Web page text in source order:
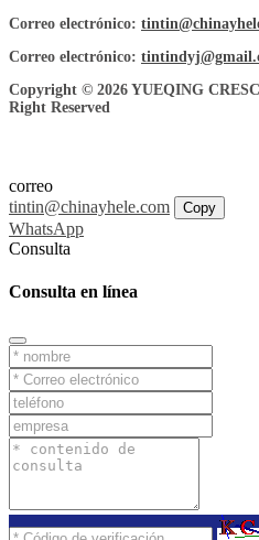
Correo electrónico:
Correo electrónico:
Copyright © 2026 YUEQING
Right Reserved
correo
tintin@chinayhele.com
Copy
WhatsApp
Consulta
Consulta en línea